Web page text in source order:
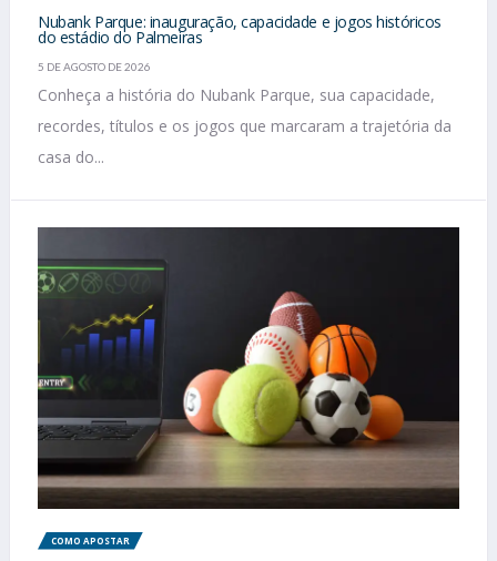
Nubank Parque: inauguração, capacidade e jogos históricos
do estádio do Palmeiras
5 DE AGOSTO DE 2026
Conheça a história do Nubank Parque, sua capacidade,
recordes, títulos e os jogos que marcaram a trajetória da
casa do...
COMO APOSTAR